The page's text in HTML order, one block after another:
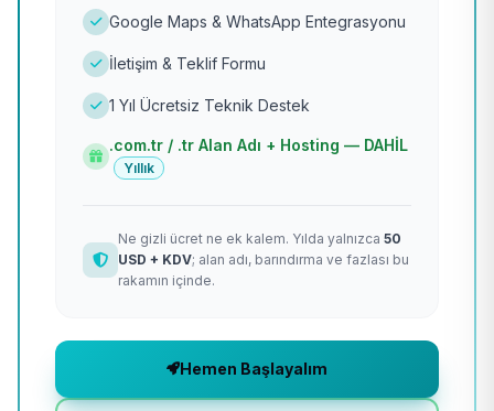
Google Maps & WhatsApp Entegrasyonu
İletişim & Teklif Formu
1 Yıl Ücretsiz Teknik Destek
.com.tr / .tr Alan Adı + Hosting — DAHİL
Yıllık
Ne gizli ücret ne ek kalem. Yılda yalnızca 50
USD + KDV; alan adı, barındırma ve fazlası bu
rakamın içinde.
Hemen Başlayalım